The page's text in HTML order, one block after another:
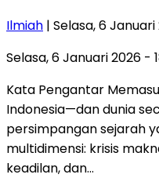
Ilmiah | Selasa, 6 Januari
Selasa, 6 Januari 2026 -
Kata Pengantar
Indonesia—dan dunia
persimpangan sejarah
multidimensi: krisis
keadilan, dan…